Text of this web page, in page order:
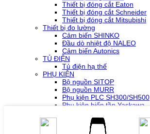
Thiết bị đóng cắt Eaton
Thiết bị đóng cắt Schneider
Thiết bị đóng cắt Mitsubishi
Thiết bị đo lường
Cảm biến SHINKO
Đầu dò nhiệt độ NALEO
Cảm biến Autonics
TỦ ĐIỆN
Tủ điện hạ thế
PHỤ KIỆN
Bộ nguồn SITOP
Bộ nguồn MURR
Phụ kiện PLC SH300/SH500
Phụ kiện biến tần Yaskawa
Phụ kiện Servo Sigma 7
HỖ TRỢ KỸ THUẬT